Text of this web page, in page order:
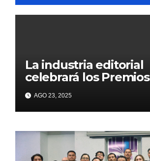
La industria editorial
celebrará los Premios
CANIEM 2025 el 12 de
noviembre
AGO 23, 2025